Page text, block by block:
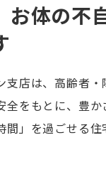
お体の不
支店は、高齢者
全をもとに、豊
」を過ごせる住